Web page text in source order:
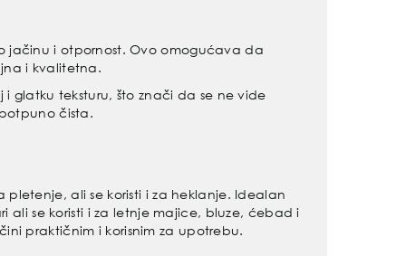
jačinu i otpornost. Ovo omogućava da
i kvalitetna.
i glatku teksturu, što znači da se ne vide
čista.
pletenje, ali se koristi i za heklanje. Idealan
ali se koristi i za letnje majice, bluze, ćebad i
praktičnim i korisnim za upotrebu.